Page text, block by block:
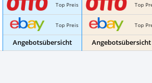
Top Preis
Top Preis
Angebotsübersicht
Top
Top
Angebotsübersicht